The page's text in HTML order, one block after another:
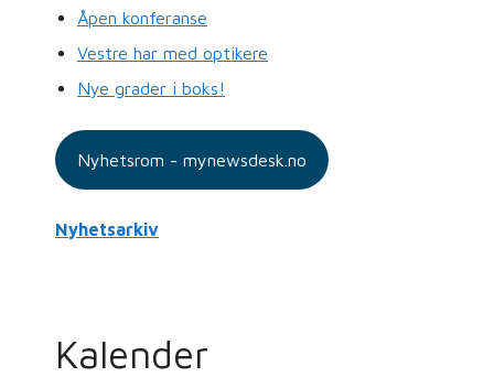
Åpen konferanse
Vestre har med optikere
Nye grader i boks!
Nyhetsrom - mynewsdesk.no
Nyhetsarkiv
Kalender